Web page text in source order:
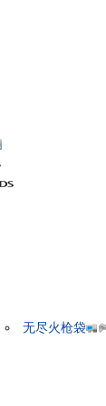
无尽火枪袋